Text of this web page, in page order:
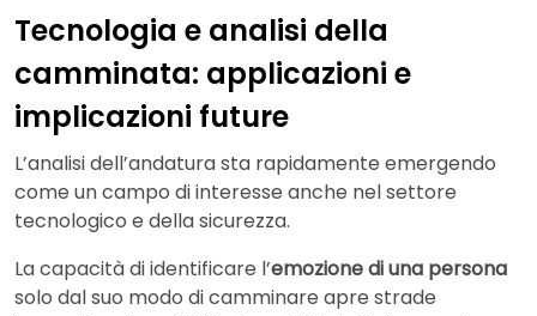
Tecnologia e analisi della
camminata: applicazioni e
implicazioni future
L’analisi dell’andatura sta rapidamente emergendo
come un campo di interesse anche nel settore
tecnologico e della sicurezza.
La capacità di identificare l’emozione di una persona
solo dal suo modo di camminare apre strade